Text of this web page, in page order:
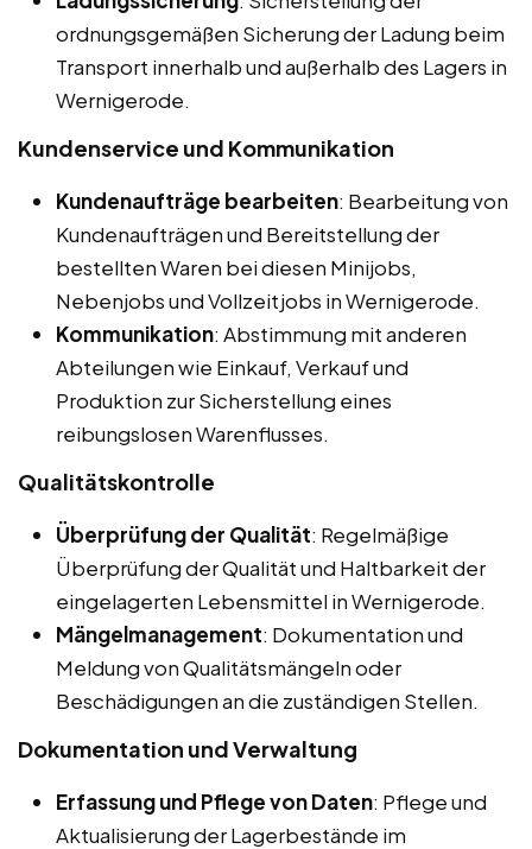
ordnungsgemäßen Sicherung der Ladung beim
Transport innerhalb und außerhalb des Lagers in
Wernigerode.
Kundenservice und Kommunikation
Kundenaufträge bearbeiten: Bearbeitung von
Kundenaufträgen und Bereitstellung der
bestellten Waren bei diesen Minijobs,
Nebenjobs und Vollzeitjobs in Wernigerode.
Kommunikation: Abstimmung mit anderen
Abteilungen wie Einkauf, Verkauf und
Produktion zur Sicherstellung eines
reibungslosen Warenflusses.
Qualitätskontrolle
Überprüfung der Qualität: Regelmäßige
Überprüfung der Qualität und Haltbarkeit der
eingelagerten Lebensmittel in Wernigerode.
Mängelmanagement: Dokumentation und
Meldung von Qualitätsmängeln oder
Beschädigungen an die zuständigen Stellen.
Dokumentation und Verwaltung
Erfassung und Pflege von Daten: Pflege und
Aktualisierung der Lagerbestände im